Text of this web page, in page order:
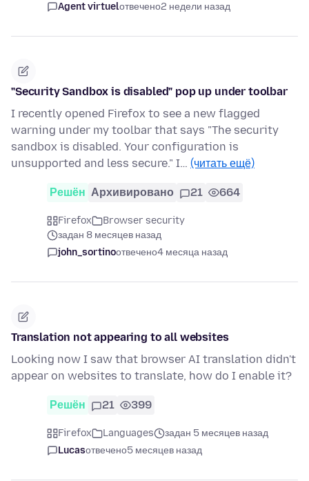
Agent virtuelотвечено2 недели назад
"Security Sandbox is disabled" pop up under toolbar
I recently opened Firefox to see a new flagged
warning under my toolbar that says "The security
sandbox is disabled. Your configuration is
unsupported and less secure." I… (читать ещё)
Решён Архивировано 21 664
Firefox
Browser security
задан 8 месяцев назад
john_sortinoотвечено4 месяца назад
Translation not appearing to all websites
Looking now I saw that browser AI translation didn't
appear on websites to translate, how do I enable it?
Решён 21 399
Firefox Languages
задан 5 месяцев назад
Lucasотвечено5 месяцев назад